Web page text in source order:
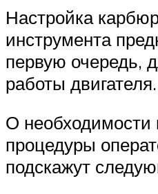
Настройка
инструмента
первую очередь,
работы двигателя.
О необходимости
процедуры
подскажут